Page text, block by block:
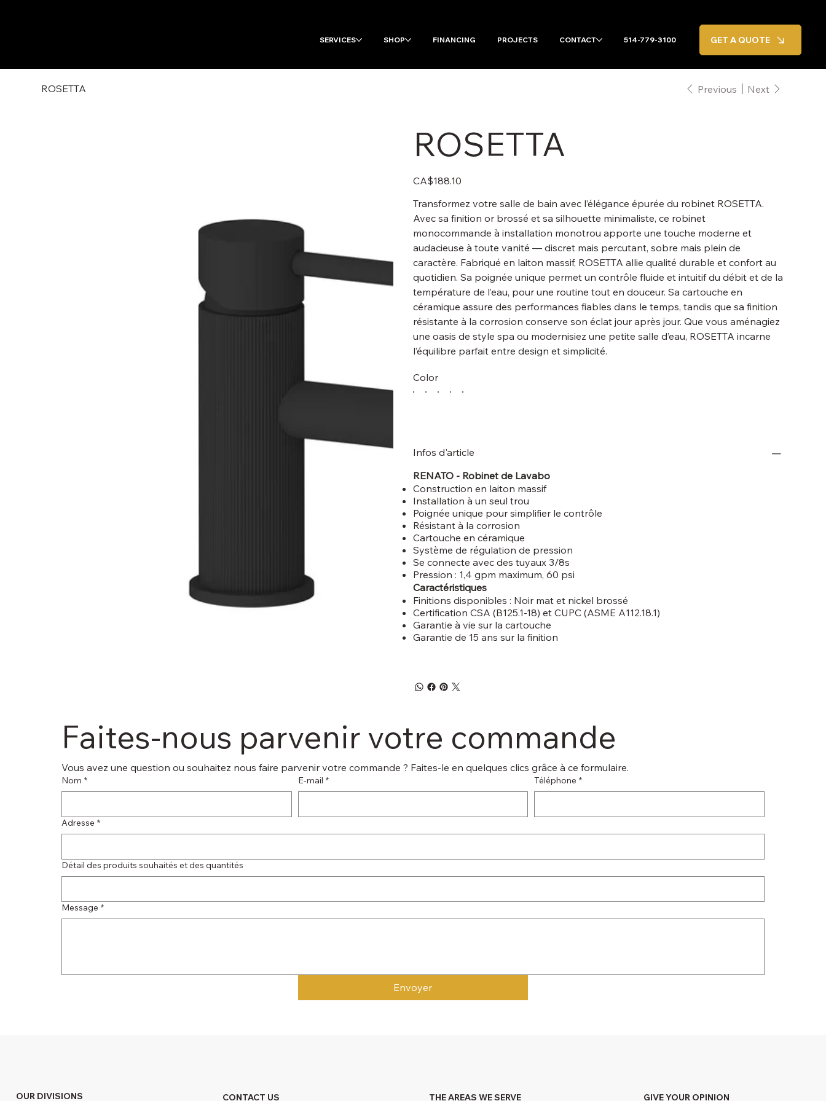
SERVICES SHOP FINANCING PROJECTS CONTACT 514-779-3100 GET A QUOTE
ROSETTA Previous Next
ROSETTA
Price
CA$188.10
Transformez votre salle de bain avec l’élégance épurée du robinet ROSETTA.
Avec sa finition or brossé et sa silhouette minimaliste, ce robinet
monocommande à installation monotrou apporte une touche moderne et
audacieuse à toute vanité — discret mais percutant, sobre mais plein de
caractère. Fabriqué en laiton massif, ROSETTA allie qualité durable et confort au
quotidien. Sa poignée unique permet un contrôle fluide et intuitif du débit et de la
température de l’eau, pour une routine tout en douceur. Sa cartouche en
céramique assure des performances fiables dans le temps, tandis que sa finition
résistante à la corrosion conserve son éclat jour après jour. Que vous aménagiez
une oasis de style spa ou modernisiez une petite salle d’eau, ROSETTA incarne
l’équilibre parfait entre design et simplicité.
Color
Infos d'article
RENATO - Robinet de Lavabo
Construction en laiton massif
Installation à un seul trou
Poignée unique pour simplifier le contrôle
Résistant à la corrosion
Cartouche en céramique
Système de régulation de pression
Se connecte avec des tuyaux 3/8s
Pression : 1,4 gpm maximum, 60 psi
Caractéristiques
Finitions disponibles : Noir mat et nickel brossé
Certification CSA (B125.1-18) et CUPC (ASME A112.18.1)
Garantie à vie sur la cartouche
Garantie de 15 ans sur la finition
Faites-nous parvenir votre commande
Vous avez une question ou souhaitez nous faire parvenir votre commande ? Faites-le en quelques clics grâce à ce formulaire.
Nom * E‑mail * Téléphone *
Adresse *
Détail des produits souhaités et des quantités
Message *
Envoyer
OUR DIVISIONS CONTACT US THE AREAS WE SERVE GIVE YOUR OPINION